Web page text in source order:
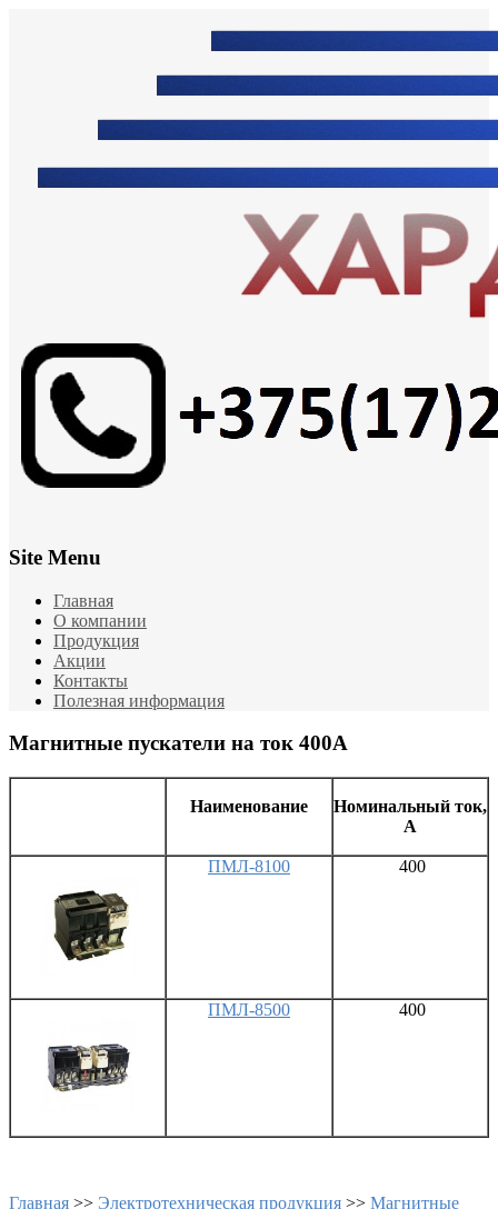
Site Menu
Главная
О компании
Продукция
Акции
Контакты
Полезная информация
Магнитные пускатели на ток 400А
Наименование
Номинальный ток,
А
ПМЛ-8100 400
ПМЛ-8500 400
Главная >> Электротехническая продукция >> Магнитные